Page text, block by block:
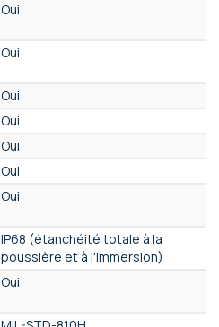
Oui
Oui
Oui
Oui
Oui
Oui
Oui
IP68 (étanchéité totale à la
poussière et à l'immersion)
Oui